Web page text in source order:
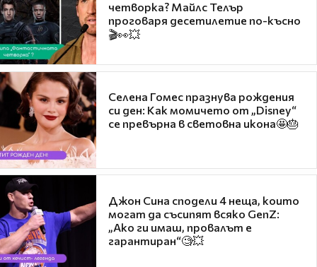
четворка? Майлс Телър
проговаря десетилетие по-късно
🎬👀💥
Селена Гомес празнува рождения
си ден: Как момичето от „Disney“
се превърна в световна икона🤩🎂
Джон Сина сподели 4 неща, които
могат да съсипят всяко GenZ:
„Ако ги имаш, провалът е
гарантиран“🧐💥